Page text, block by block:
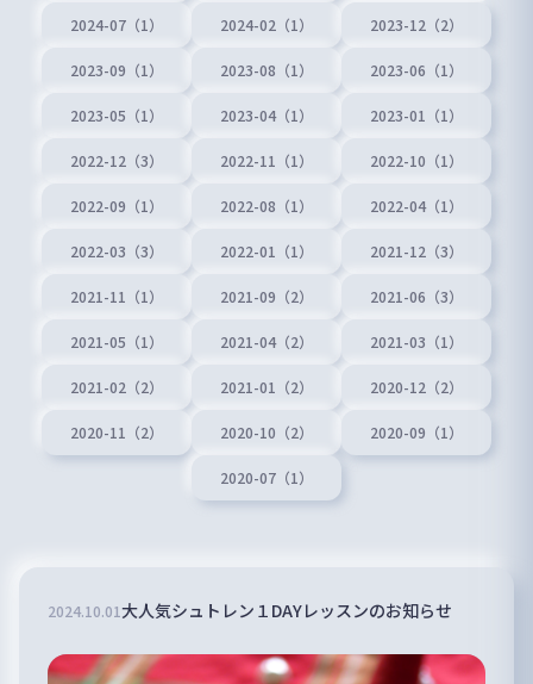
2024-07（1） 2024-02（1） 2023-12（2）
2023-09（1） 2023-08（1） 2023-06（1）
2023-05（1） 2023-04（1） 2023-01（1）
2022-12（3） 2022-11（1） 2022-10（1）
2022-09（1） 2022-08（1） 2022-04（1）
2022-03（3） 2022-01（1） 2021-12（3）
2021-11（1） 2021-09（2） 2021-06（3）
2021-05（1） 2021-04（2） 2021-03（1）
2021-02（2） 2021-01（2） 2020-12（2）
2020-11（2） 2020-10（2） 2020-09（1）
2020-07（1）
2024.10.01大人気シュトレン１DAYレッスンのお知らせ